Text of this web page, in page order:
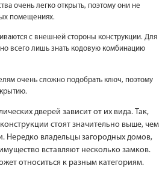
очень легко открыть, поэтому они не
помещениях.
с внешней стороны конструкции. Для
всего лишь знать кодовую комбинацию
очень сложно подобрать ключ, поэтому
дверей зависит от их вида. Так,
стоят значительно выше, чем
Нередко владельцы загородных домов,
вставляют несколько замков.
относиться к разным категориям.